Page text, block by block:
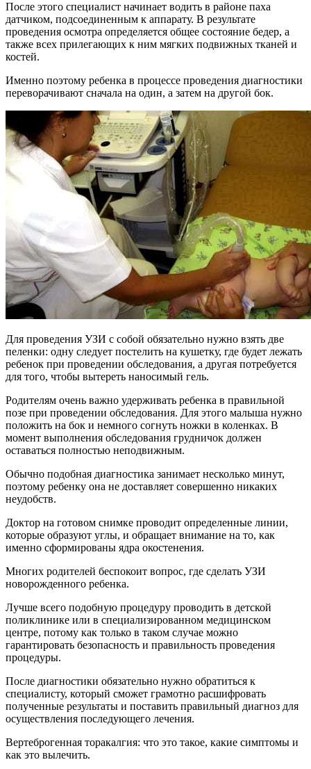
После этого специалист начинает водить в районе паха
датчиком, подсоединенным к аппарату. В результате
проведения осмотра определяется общее состояние бедер, а
также всех прилегающих к ним мягких подвижных тканей и
костей.
Именно поэтому ребенка в процессе проведения диагностики
переворачивают сначала на один, а затем на другой бок.
Для проведения УЗИ с собой обязательно нужно взять две
пеленки: одну следует постелить на кушетку, где будет лежать
ребенок при проведении обследования, а другая потребуется
для того, чтобы вытереть наносимый гель.
Родителям очень важно удерживать ребенка в правильной
позе при проведении обследования. Для этого малыша нужно
положить на бок и немного согнуть ножки в коленках. В
момент выполнения обследования грудничок должен
оставаться полностью неподвижным.
Обычно подобная диагностика занимает несколько минут,
поэтому ребенку она не доставляет совершенно никаких
неудобств.
Доктор на готовом снимке проводит определенные линии,
которые образуют углы, и обращает внимание на то, как
именно сформированы ядра окостенения.
Многих родителей беспокоит вопрос, где сделать УЗИ
новорожденного ребенка.
Лучше всего подобную процедуру проводить в детской
поликлинике или в специализированном медицинском
центре, потому как только в таком случае можно
гарантировать безопасность и правильность проведения
процедуры.
После диагностики обязательно нужно обратиться к
специалисту, который сможет грамотно расшифровать
полученные результаты и поставить правильный диагноз для
осуществления последующего лечения.
Вертеброгенная торакалгия: что это такое, какие симптомы и
как это вылечить.